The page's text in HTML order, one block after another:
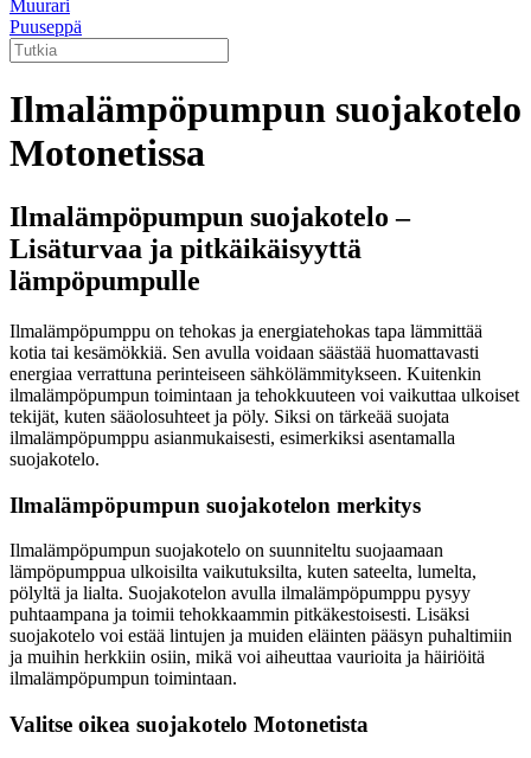
Muurari
Puuseppä
Ilmalämpöpumpun suojakotelo
Motonetissa
Ilmalämpöpumpun suojakotelo –
Lisäturvaa ja pitkäikäisyyttä
lämpöpumpulle
Ilmalämpöpumppu on tehokas ja energiatehokas tapa lämmittää
kotia tai kesämökkiä. Sen avulla voidaan säästää huomattavasti
energiaa verrattuna perinteiseen sähkölämmitykseen. Kuitenkin
ilmalämpöpumpun toimintaan ja tehokkuuteen voi vaikuttaa ulkoiset
tekijät, kuten sääolosuhteet ja pöly. Siksi on tärkeää suojata
ilmalämpöpumppu asianmukaisesti, esimerkiksi asentamalla
suojakotelo.
Ilmalämpöpumpun suojakotelon merkitys
Ilmalämpöpumpun suojakotelo on suunniteltu suojaamaan
lämpöpumppua ulkoisilta vaikutuksilta, kuten sateelta, lumelta,
pölyltä ja lialta. Suojakotelon avulla ilmalämpöpumppu pysyy
puhtaampana ja toimii tehokkaammin pitkäkestoisesti. Lisäksi
suojakotelo voi estää lintujen ja muiden eläinten pääsyn puhaltimiin
ja muihin herkkiin osiin, mikä voi aiheuttaa vaurioita ja häiriöitä
ilmalämpöpumpun toimintaan.
Valitse oikea suojakotelo Motonetista